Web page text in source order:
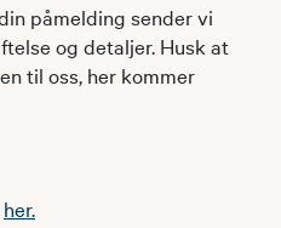
påmelding sender vi
og detaljer. Husk at
til oss, her kommer
her.